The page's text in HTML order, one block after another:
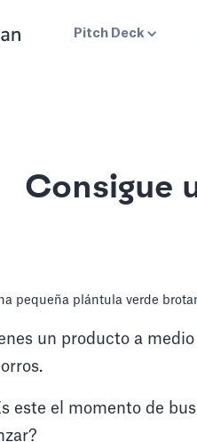
Pitch Deck
Consigue
un producto a
este el momento de